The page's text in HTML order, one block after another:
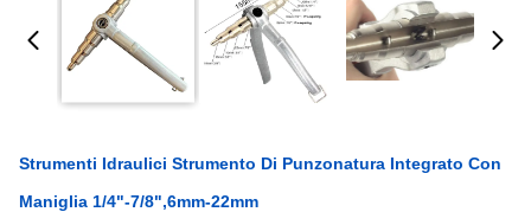
Strumenti Idraulici Strumento Di Punzonatura Integrato Con
Maniglia 1/4"-7/8",6mm-22mm